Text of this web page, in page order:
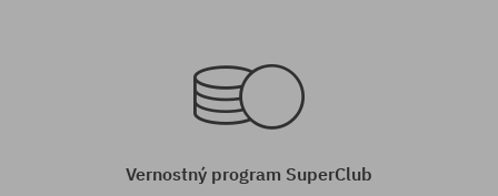
Vernostný program SuperClub